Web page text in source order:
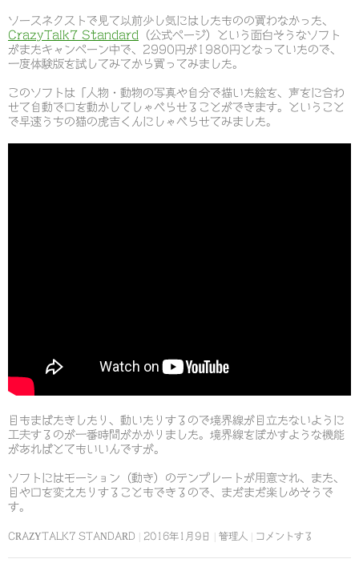
ソースネクストで見て以前少し気にはしたものの買わなかった、
CrazyTalk7 Standard
（公式ページ）という面白そうなソフト
がまたキャンペーン中で、2990円が1980円となっていたので、
一度体験版を試してみてから買ってみました。
このソフトは「人物・動物の写真や自分で描いた絵を、声をに合わ
せて自動で口を動かしてしゃべらせることができます。ということ
で早速うちの猫の虎吉くんにしゃべらせてみました。
目もまばたきしたり、動いたりするので境界線が目立たないように
工夫するのが一番時間がかかりました。境界線をぼかすような機能
があればとてもいいんですが。
ソフトにはモーション（動き）のテンプレートが用意され、また、
目や口を変えたりすることもできるので、まだまだ楽しめそうで
す。
CRAZYTALK7 STANDARD 2016年1月9日 管理人 コメントする